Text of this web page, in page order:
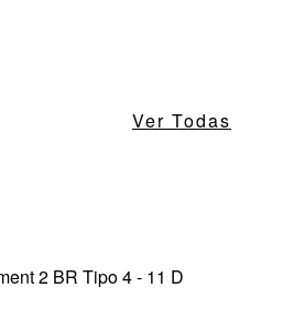
Ver Todas
2 BR Tipo 4 - 11 D